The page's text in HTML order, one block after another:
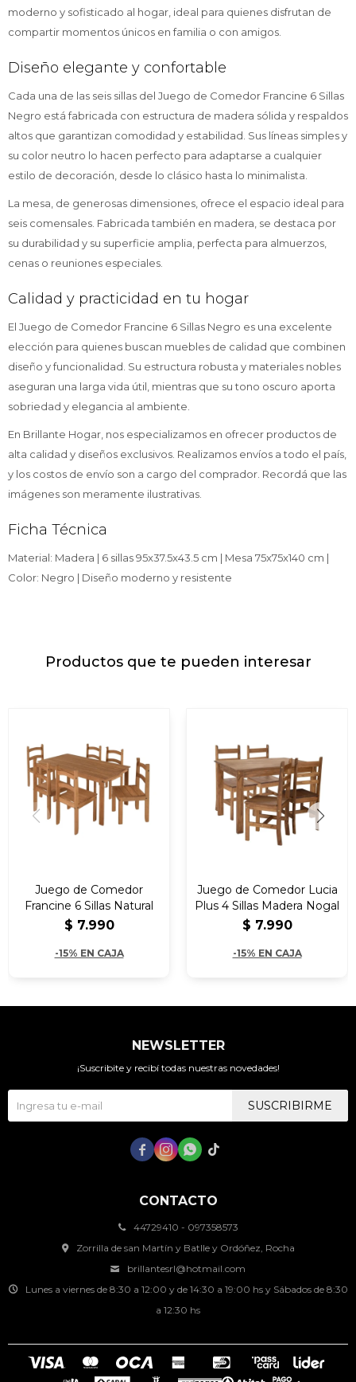
moderno y sofisticado al hogar, ideal para quienes disfrutan de
compartir momentos únicos en familia o con amigos.
Diseño elegante y confortable
Cada una de las seis sillas del Juego de Comedor Francine 6 Sillas
Negro está fabricada con estructura de madera sólida y respaldos
altos que garantizan comodidad y estabilidad. Sus líneas simples y
su color neutro lo hacen perfecto para adaptarse a cualquier
estilo de decoración, desde lo clásico hasta lo minimalista.
La mesa, de generosas dimensiones, ofrece el espacio ideal para
seis comensales. Fabricada también en madera, se destaca por
su durabilidad y su superficie amplia, perfecta para almuerzos,
cenas o reuniones especiales.
Calidad y practicidad en tu hogar
El Juego de Comedor Francine 6 Sillas Negro es una excelente
elección para quienes buscan muebles de calidad que combinen
diseño y funcionalidad. Su estructura robusta y materiales nobles
aseguran una larga vida útil, mientras que su tono oscuro aporta
sobriedad y elegancia al ambiente.
En Brillante Hogar, nos especializamos en ofrecer productos de
alta calidad y diseños exclusivos. Realizamos envíos a todo el país,
y los costos de envío son a cargo del comprador. Recordá que las
imágenes son meramente ilustrativas.
Ficha Técnica
Material: Madera | 6 sillas 95x37.5x43.5 cm | Mesa 75x75x140 cm |
Color: Negro | Diseño moderno y resistente
Productos que te pueden interesar
Juego de Comedor
Francine 6 Sillas Natural
$ 7.990
-15% EN CAJA
Juego de Comedor Lucia
Plus 4 Sillas Madera Nogal
$ 7.990
-15% EN CAJA
CONTACTO
44729410 - 097358573
Zorrilla de san Martín y Batlle y Ordóñez, Rocha
brillantesrl@hotmail.com
Lunes a viernes de 8:30 a 12:00 y de 14:30 a 19:00 hs y Sábados de 8:30
a 12:30 hs
NEWSLETTER
¡Suscribite y recibí todas nuestras novedades!
SUSCRIBIRME
   